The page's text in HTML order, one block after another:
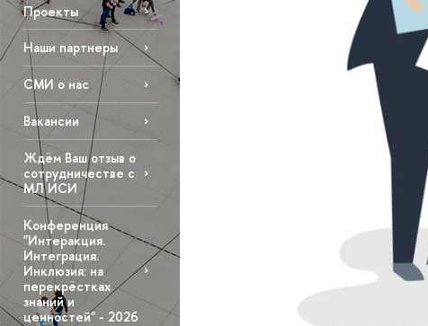
Проекты
Наши партнеры
СМИ о нас
Вакансии
Ждём Ваш отзыв о
сотрудничестве с
МЛ ИСИ
Конференция
"Интеракция.
Интеграция.
Инклюзия: на
перекрёстках
знаний и
ценностей" - 2026